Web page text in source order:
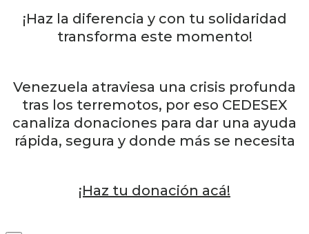
¡Haz la diferencia y con tu solidaridad
transforma este momento!
Venezuela atraviesa una crisis profunda
tras los terremotos, por eso CEDESEX
canaliza donaciones para dar una ayuda
rápida, segura y donde más se necesita
¡Haz tu donación acá!